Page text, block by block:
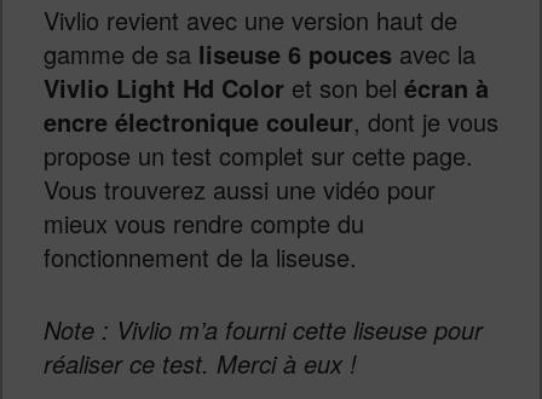
Vivlio revient avec une version haut de
gamme de saliseuse 6 poucesavec la
Vivlio Light Hd Coloret son bel écran à
encre électronique couleur, dont je vous
propose un test complet sur cette page.
Vous trouverez aussi une vidéo pour
mieux vous rendre compte du
fonctionnement de la liseuse.
Note : Vivlio m’a fourni cette liseuse pour
réaliser ce test. Merci à eux !